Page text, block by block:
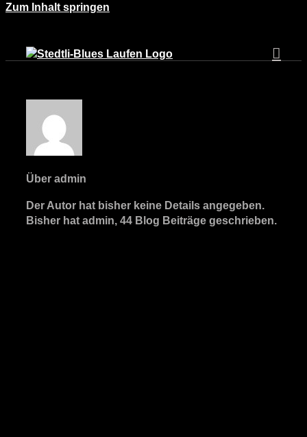
Zum Inhalt springen
Über admin
Der Autor hat bisher keine Details angegeben.
Bisher hat admin, 44 Blog Beiträge geschrieben.